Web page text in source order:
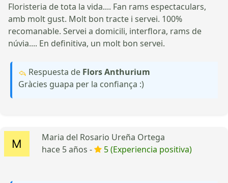
Floristeria de tota la vida.... Fan rams espectaculars,
amb molt gust. Molt bon tracte i servei. 100%
recomanable. Servei a domicili, interflora, rams de
núvia.... En definitiva, un molt bon servei.
Respuesta de Flors Anthurium
Gràcies guapa per la confiança :)
Maria del Rosario Ureña Ortega
hace 5 años -
5 (Experiencia positiva)